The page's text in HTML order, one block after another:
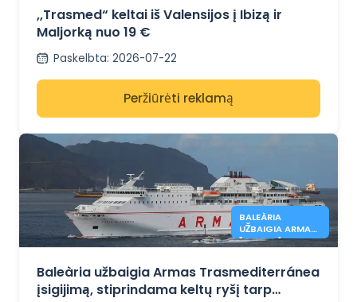
19 €
,,Trasmed“ keltai iš Valensijos į Ibizą ir
Maljorką nuo 19 €
Paskelbta: 2026-07-22
Peržiūrėti reklamą
BALEÀRIA
UŽBAIGIA ARMAS
ĮSIGIJIMĄ
Baleària užbaigia Armas Trasmediterránea
įsigijimą, stiprindama keltų ryšį tarp